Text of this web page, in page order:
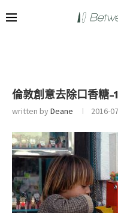
倫敦創意去除口香糖-1
written byDeane 2016-